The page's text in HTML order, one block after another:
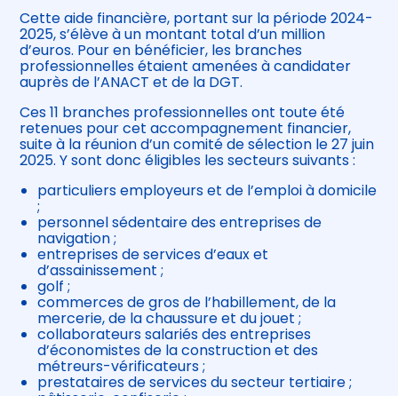
Cette aide financière, portant sur la période 2024-
2025, s’élève à un montant total d’un million
d’euros. Pour en bénéficier, les branches
professionnelles étaient amenées à candidater
auprès de l’ANACT et de la DGT.
Ces 11 branches professionnelles ont toute été
retenues pour cet accompagnement financier,
suite à la réunion d’un comité de sélection le 27 juin
2025. Y sont donc éligibles les secteurs suivants :
particuliers employeurs et de l’emploi à domicile
;
personnel sédentaire des entreprises de
navigation ;
entreprises de services d’eaux et
d’assainissement ;
golf ;
commerces de gros de l’habillement, de la
mercerie, de la chaussure et du jouet ;
collaborateurs salariés des entreprises
d’économistes de la construction et des
métreurs-vérificateurs ;
prestataires de services du secteur tertiaire ;